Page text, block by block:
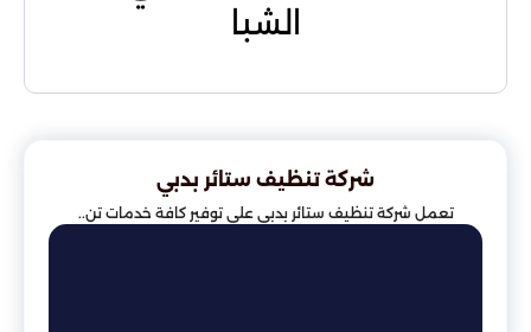
الشبا
شركة تنظيف ستائر بدبي
تعمل شركة تنظيف ستائر بدبي على توفير كافة خدمات تن..